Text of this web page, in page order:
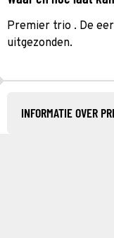
Premier trio . De
uitgezonden.
INFORMATIE OVER